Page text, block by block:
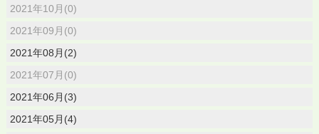
2021年10月(0)
2021年09月(0)
2021年08月(2)
2021年07月(0)
2021年06月(3)
2021年05月(4)